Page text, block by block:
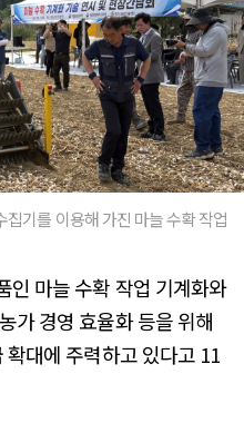
기를 이용해 가진 마늘 수확 작업
인 마늘 수확 작업 기계화와
가 경영 효율화 등을 위해
대에 주력하고 있다고 11